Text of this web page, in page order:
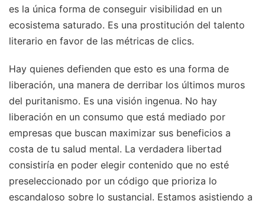
es la única forma de conseguir visibilidad en un
ecosistema saturado. Es una prostitución del talento
literario en favor de las métricas de clics.
Hay quienes defienden que esto es una forma de
liberación, una manera de derribar los últimos muros
del puritanismo. Es una visión ingenua. No hay
liberación en un consumo que está mediado por
empresas que buscan maximizar sus beneficios a
costa de tu salud mental. La verdadera libertad
consistiría en poder elegir contenido que no esté
preseleccionado por un código que prioriza lo
escandaloso sobre lo sustancial. Estamos asistiendo a